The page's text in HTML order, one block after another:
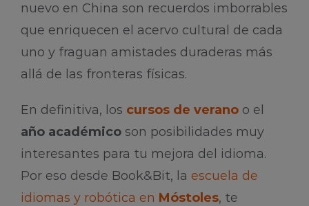
nuevo en China son recuerdos imborrables
que enriquecen el acervo cultural de cada
uno y fraguan amistades duraderas más
allá de las fronteras físicas.
En definitiva, los cursos de verano o el
año académico son posibilidades muy
interesantes para tu mejora del idioma.
Por eso desde Book&Bit, la escuela de
idiomas y robótica en Móstoles, te